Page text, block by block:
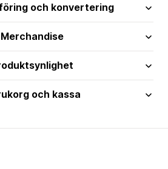
och konvertering
Merchandise
och kassa